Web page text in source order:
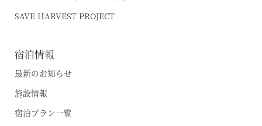
SAVE HARVEST PROJECT
宿泊情報
最新のお知らせ
施設情報
宿泊プラン一覧